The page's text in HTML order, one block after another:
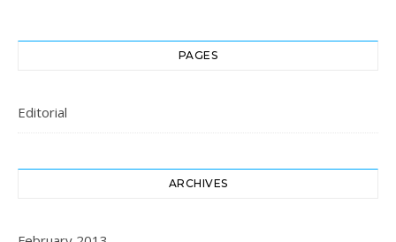
PAGES
Editorial
ARCHIVES